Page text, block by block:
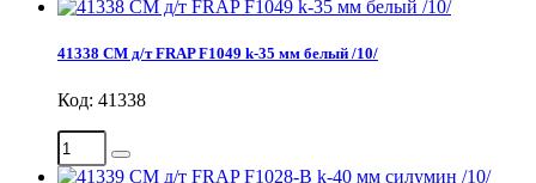
41338 СМ д/т FRAP F1049 k-35 мм белый /10/
Код: 41338